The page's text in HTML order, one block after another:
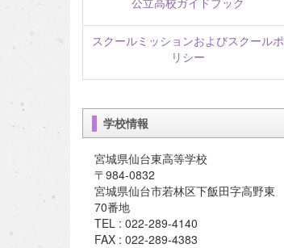
スクールミッションおよびスクールポ
リシー
学校情報
宮城県仙台東高等学校
〒984-0832
宮城県仙台市若林区下飯田字高野東
70番地
TEL : 022-289-4140
FAX : 022-289-4383